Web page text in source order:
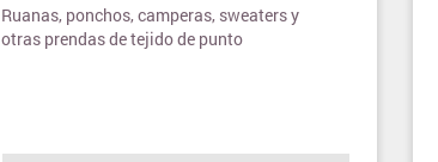
Ruanas, ponchos, camperas, sweaters y
otras prendas de tejido de punto